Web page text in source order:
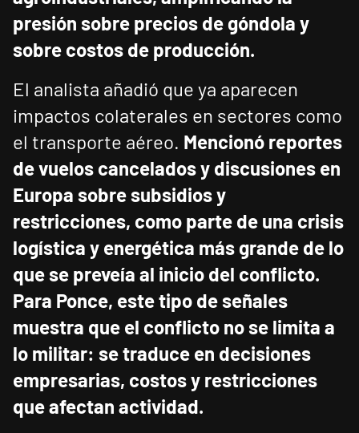
presión sobre precios de góndola y
sobre costos de producción.
El analista añadió que ya aparecen
impactos colaterales en sectores como
el transporte aéreo. Mencionó reportes
de vuelos cancelados y discusiones en
Europa sobre subsidios y
restricciones, como parte de una crisis
logística y energética más grande de lo
que se preveía al inicio del conflicto.
Para Ponce, este tipo de señales
muestra que el conflicto no se limita a
lo militar: se traduce en decisiones
empresarias, costos y restricciones
que afectan actividad.